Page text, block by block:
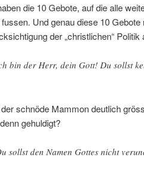
die 10 Gebote, auf die alle
Und genau diese 10
der „christlichen“ Politik
bin der Herr, dein Gott! Du sollst
schnöde Mammon deutlich
gehuldigt?
sollst den Namen Gottes nicht